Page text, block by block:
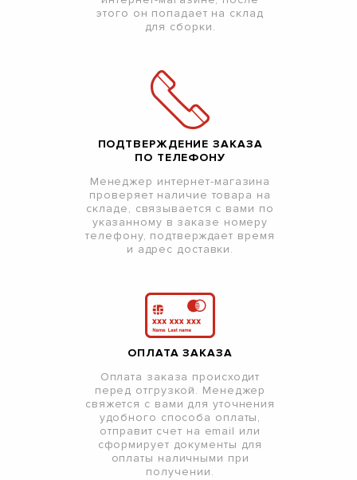
этого он попадает на склад
для сборки.
ПОДТВЕРЖДЕНИЕ ЗАКАЗА
ПО ТЕЛЕФОНУ
Менеджер интернет-магазина
проверяет наличие товара на
складе, связывается с вами по
указанному в заказе номеру
телефону, подтверждает время
и адрес доставки.
ОПЛАТА ЗАКАЗА
Оплата заказа происходит
перед отгрузкой. Менеджер
свяжется с вами для уточнения
удобного способа оплаты,
отправит счет на email или
сформирует документы для
оплаты наличными при
получении.